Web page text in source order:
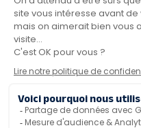
Contenus
Blog
Kit média